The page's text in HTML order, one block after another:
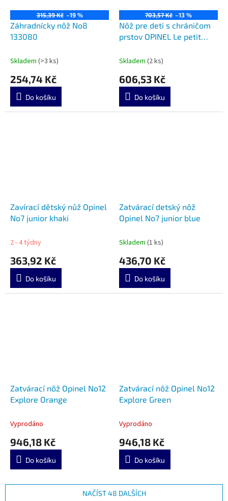
315,39 Kč –19 %
Záhradnícky nôž No8
133080
Skladem (>3 ks)
254,74 Kč
Do košíku
703,57 Kč –13 %
Nôž pre deti s chráničom
prstov OPINEL Le petit
Skladem (2 ks)
606,53 Kč
Do košíku
Zavírací dětský nůž Opinel
No7 junior khaki
2 - 4 týdny
363,92 Kč
Do košíku
Zatvárací detský nôž
Opinel No7 junior blue
Skladem (1 ks)
436,70 Kč
Do košíku
Zatvárací nôž Opinel No12
Explore Orange
Vyprodáno
946,18 Kč
Do košíku
Zatvárací nôž Opinel No12
Explore Green
Vyprodáno
946,18 Kč
Do košíku
NAČÍST 48 DALŠÍCH